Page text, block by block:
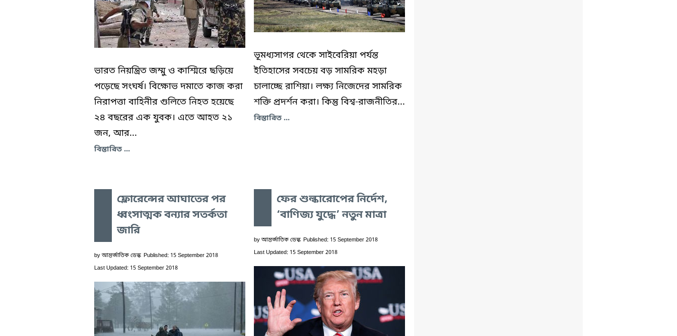
ভারত নিয়ন্ত্রিত জম্মু ও কাশ্মিরে ছড়িয়ে
পড়েছে সংঘর্ষ। বিক্ষোভ দমাতে কাজ করা
নিরাপত্তা বাহিনীর গুলিতে নিহত হয়েছে
২৪ বছরের এক যুবক। এতে আহত ২১
জন, আর...
বিস্তারিত ...
ভূমধ্যসাগর থেকে সাইবেরিয়া পর্যন্ত
ইতিহাসের সবচেয় বড় সামরিক মহড়া
চালাচ্ছে রাশিয়া। লক্ষ্য নিজেদের সামরিক
শক্তি প্রদর্শন করা। কিন্তু বিশ্ব-রাজনীতির...
বিস্তারিত ...
ফ্লোরেন্সের আঘাতের পর
ধ্বংসাত্মক বন্যার সতর্কতা
জারি
by আন্তর্জাতিক ডেস্ক Published: 15 September 2018
Last Updated: 15 September 2018
ফের শুল্কারোপের নির্দেশ,
‘বাণিজ্য যুদ্ধে’ নতুন মাত্রা
by আন্তর্জাতিক ডেস্ক Published: 15 September 2018
Last Updated: 15 September 2018